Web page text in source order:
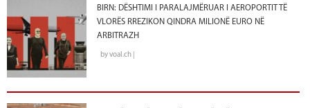
BIRN: DËSHTIMI I PARALAJMËRUAR I AEROPORTIT TË
VLORËS RREZIKON QINDRA MILIONË EURO NË
ARBITRAZH
by voal.ch |